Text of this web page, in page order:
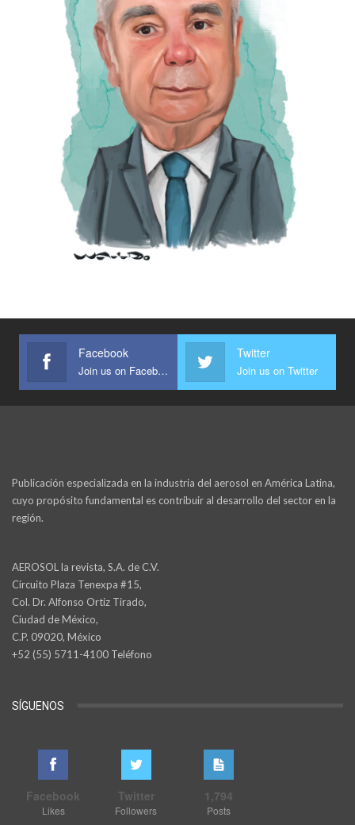
Facebook
Join us on Facebook
Twitter
Join us on Twitter
Publicación especializada en la industria del aerosol en América Latina,
cuyo propósito fundamental es contribuir al desarrollo del sector en la
región.
AEROSOL la revista, S.A. de C.V.
Circuito Plaza Tenexpa #15,
Col. Dr. Alfonso Ortiz Tirado,
Ciudad de México,
C.P. 09020, México
+52 (55) 5711-4100 Teléfono
SÍGUENOS
Facebook
Likes
Twitter
Followers
1,794
Posts